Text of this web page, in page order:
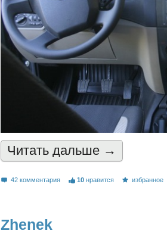
Читать дальшe →
42 комментария 10 нравится избранное
Zhenek